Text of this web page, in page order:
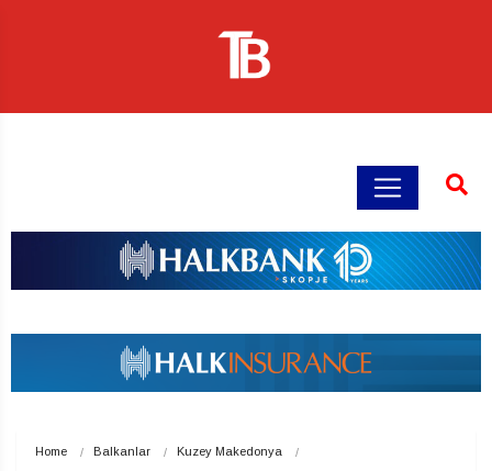
Home Balkanlar Kuzey Makedonya